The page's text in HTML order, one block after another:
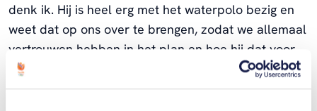
denk ik. Hij is heel erg met het waterpolo bezig en
weet dat op ons over te brengen, zodat we allemaal
vertrouwen hebben in het plan en hoe hij dat voor
zich ziet. Hij denkt heel veel over een wedstrijd na.
Hij verplaatst zich in onze tegenstander en dan gaat